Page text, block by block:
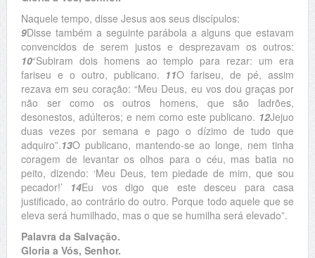
Naquele tempo, disse Jesus aos seus discípulos:
9Disse também a seguinte parábola a alguns que estavam
convencidos de serem justos e desprezavam os outros:
10“Subiram dois homens ao templo para rezar: um era
fariseu e o outro, publicano. 11O fariseu, de pé, assim
rezava em seu coração: “Meu Deus, eu vos dou graças por
não ser como os outros homens, que são ladrões,
desonestos, adúlteros; e nem como este publicano. 12Jejuo
duas vezes por semana e pago o dízimo de tudo que
adquiro”.13O publicano, mantendo-se ao longe, nem tinha
coragem de levantar os olhos para o céu, mas batia no
peito, dizendo: ‘Meu Deus, tem piedade de mim, que sou
pecador!’ 14Eu vos digo que este desceu para casa
justificado, ao contrário do outro. Porque todo aquele que se
eleva será humilhado, mas o que se humilha será elevado”.
Palavra da Salvação.
Gloria a Vós, Senhor.